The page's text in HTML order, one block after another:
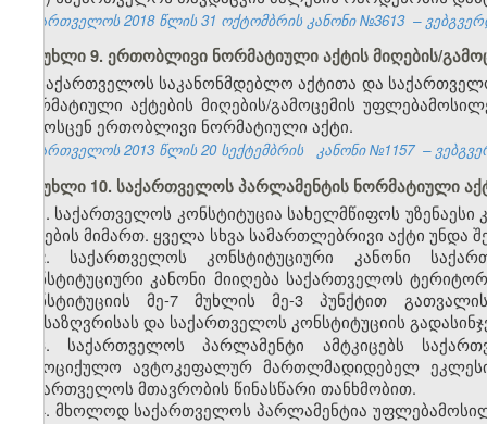
საქართველოს 2018 წლის 31 ოქტომბრის კანონი №3613 –
მუხლი 9. ერთობლივი ნორმატიული აქტის მიღების/
საქართველოს საკანონმდებლო აქტითა და
ნორმატიული აქტების მიღების/გამოცემის
გამოსცენ ერთობლივი ნორმატიული აქტი.
საქართველოს 2013 წლის 20 სექტემბრის კანონი №1157 –
მუხლი 10. საქართველოს პარლამენტის ნორმატიული
1. საქართველოს კონსტიტუცია სახელმწიფოს
აქტების მიმართ. ყველა სხვა სამართლებრივი აქტი უნდა
2. საქართველოს კონსტიტუციური კანონი
კონსტიტუციური კანონი მიიღება საქართველოს
კონსტიტუციის მე-7 მუხლის მე-3 პუნქტით
განსაზღვრისას და საქართველოს კონსტიტუციის
3. საქართველოს პარლამენტი ამტკიცებს
სამოციქულო ავტოკეფალურ მართლმადიდებელ
საქართველოს მთავრობის წინასწარი თანხმობით.
4. მხოლოდ საქართველოს პარლამენტია